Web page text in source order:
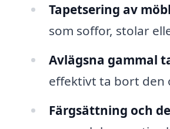
Tapetsering av
som soffor, stolar
Avlägsna gammal
effektivt ta bort den
Färgsättning och